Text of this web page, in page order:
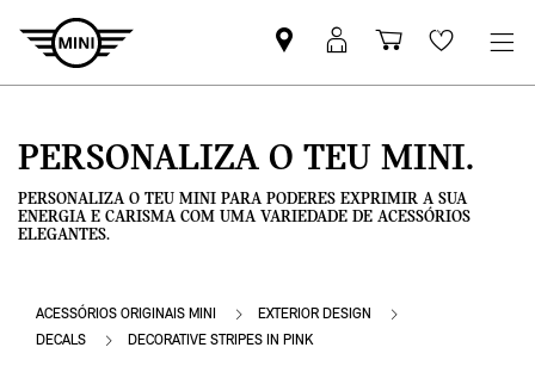
Pesquisar
parceiro
Iniciar
sessão
Carrinho
de
Wishlist
PERSONALIZA O TEU MINI.
PERSONALIZA O TEU MINI PARA PODERES EXPRIMIR A SUA
ENERGIA E CARISMA COM UMA VARIEDADE DE ACESSÓRIOS
ELEGANTES.
ACESSÓRIOS ORIGINAIS MINI
EXTERIOR DESIGN
DECALS
DECORATIVE STRIPES IN PINK